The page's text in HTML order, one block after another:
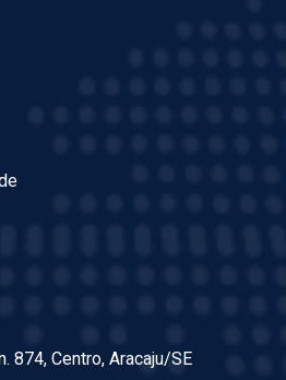
874, Centro, Aracaju/SE